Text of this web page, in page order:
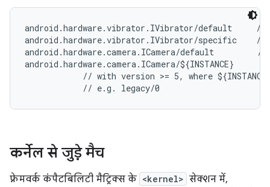
android.hardware.vibrator.IVibrator/default     //
android.hardware.vibrator.IVibrator/specific    //
android.hardware.camera.ICamera/default         //
android.hardware.camera.ICamera/${INSTANCE}
// with version >= 5, where
कर्नेल से जुड़े मैच
फ़्रेमवर्क कंपैटबिलिटी मैट्रिक्स के <kernel> सेक्शन में,